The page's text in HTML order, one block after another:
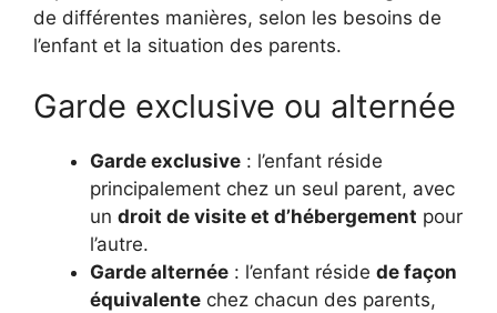
de différentes manières, selon les besoins de
l’enfant et la situation des parents.
Garde exclusive ou alternée
Garde exclusive : l’enfant réside
principalement chez un seul parent, avec
un droit de visite et d’hébergement pour
l’autre.
Garde alternée : l’enfant réside de façon
équivalente chez chacun des parents,